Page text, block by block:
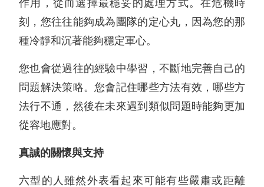
作用，從而選擇最穩妥的處理方式。在危機時
刻，您往往能夠成為團隊的定心丸，因為您的那
種冷靜和沉著能夠穩定軍心。
您也會從過往的經驗中學習，不斷地完善自己的
問題解決策略。您會記住哪些方法有效，哪些方
法行不通，然後在未來遇到類似問題時能夠更加
從容地應對。
真誠的關懷與支持
六型的人雖然外表看起來可能有些嚴肅或距離